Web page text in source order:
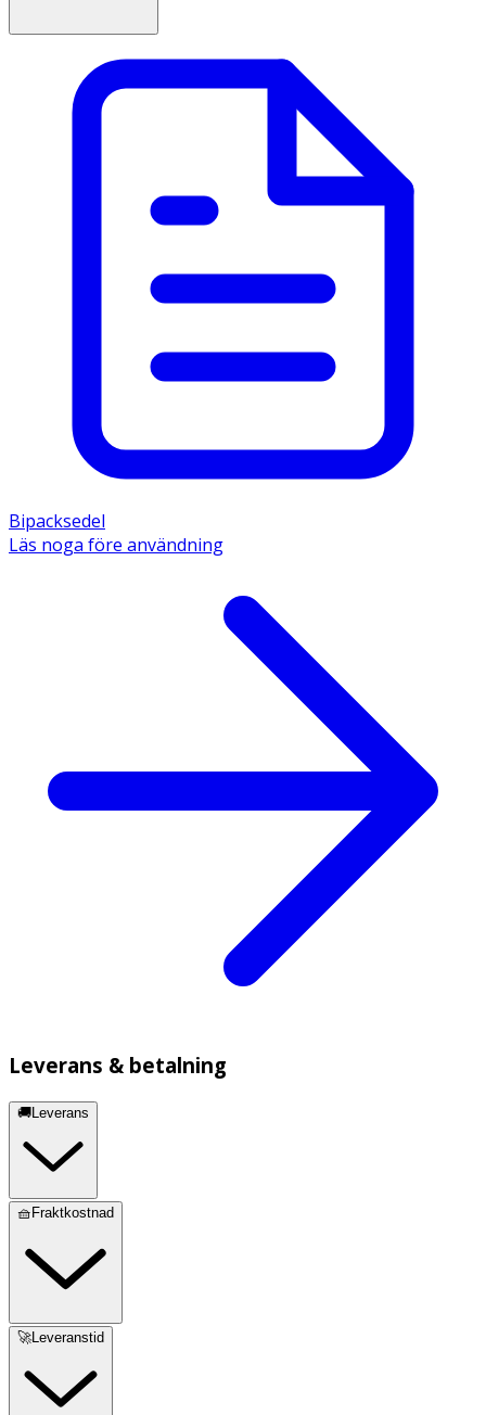
Bipacksedel
Läs noga före användning
Leverans & betalning
🚚Leverans
🧺Fraktkostnad
🚀Leveranstid